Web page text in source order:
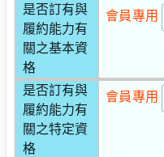
是否訂有與
履約能力有
關之基本資
格
會員專用
是否訂有與
履約能力有
關之特定資
格
會員專用